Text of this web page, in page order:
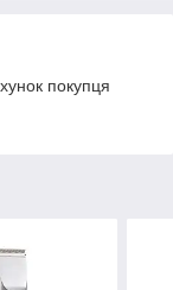
покупця